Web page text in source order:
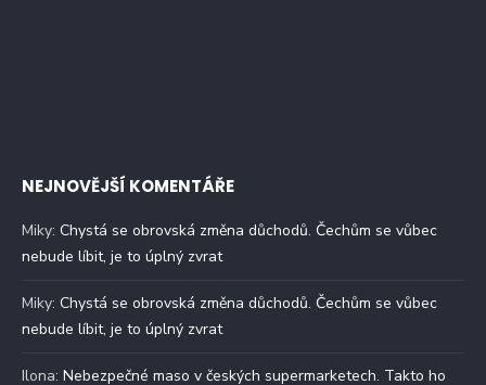
NEJNOVĚJŠÍ KOMENTÁŘE
Miky: Chystá se obrovská změna důchodů. Čechům se vůbec
nebude líbit, je to úplný zvrat
Miky: Chystá se obrovská změna důchodů. Čechům se vůbec
nebude líbit, je to úplný zvrat
Ilona: Nebezpečné maso v českých supermarketech. Takto ho